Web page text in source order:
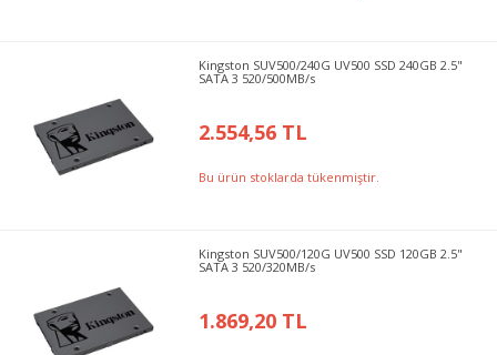
Kingston SUV500/240G UV500 SSD 240GB 2.5"
SATA 3 520/500MB/s
2.554,56 TL
Bu ürün stoklarda tükenmiştir.
Kingston SUV500/120G UV500 SSD 120GB 2.5"
SATA 3 520/320MB/s
1.869,20 TL